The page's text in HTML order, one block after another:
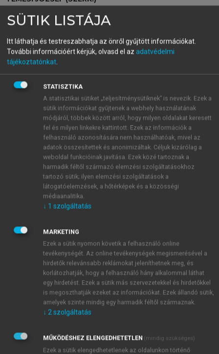
Közgazdasági Nobel-díjasok
2005-2024
menu_book OLVASÁS
Életrajz
Elinor Ostrom életútja és munkássága sok
szempontból érdekes és egyben példaértékű
kifejezetten a női kutatók és akadémiai pályát
választók számára. 1933. augusztus 7-én született
Los Angelesben, szegény családban. Szülei a
középiskola elvégzéséig tudták támogatni, és arra
számítottak, hogy utána dolgozni fog. Hogy végül
csak saját magának és korai elhatározásának,
kitartásának köszönhette. A nagy világgazdasági
válság utáni időszakban nőtt fel, korán elsajátította a
szerény, de gyakorlatias életszemléletet. Beverly
Hills déli övezetében, kertes családi házban éltek. A
nagy hátsó kertben megtanulta, hogyan kell
zöldséget és gyümölcsöt termeszteni. Egyetlen
szórakozása az úszás volt, amit versenyszerűen
megtakarított pénzből továbbtanulhasson.
SÜTIK LISTÁJA
Itt láthatja és testreszabhatja az önről gyűjtött információkat.
További információért kérjük, olvasd el az adatvédelmi
tájékoztatónkat
STATISZTIKA
A statisztikai sütiket „teljesítménysütiknek” is nevezik. Ezek a
sütik információkat gyűjtenek a webhely használatának
módjáról, többek között arról, hogy milyen oldalakat keresett
fel és milyen linkekre kattintott. Ezek az információk a
felhasználó azonosítására nem használhatóak, mivel az
adatok összesítettek és anonimizáltak. Céljuk kizárólag a
weboldal funkcióinak javítása. Ezek közé tartoznak a
harmadik féltől származó elemzési szolgáltatásokhoz
tartozó sütik; ilyen elemzési szolgáltatások a
látogatóelemzések, a hőtérképek és a közösségi
médiaanalitika.
↓ 1 szolgáltatás
MARKETING
Ezek a sütik nyomon követik a felhasználó online
tevékenységét. Az online tevékenységek megismerésével a
hirdetők relevánsabb reklámokat jeleníthetnek meg, és
korlátozhatják, hogy a felhasználó hány alkalommal láthat
egy hirdetést. Ezek a sütik más szervezetekkel és hirdetőkkel
is megoszthatják ezeket az információkat. Ezek állandó sütik,
amelyek szinte mindig egy harmadik féltől származnak.
↓ 2 szolgáltatás
MŰKÖDÉSHEZ ELENGEDHETETLEN (mindig szükséges)
Ezek a sütik elengedhetetlenek az oldalunkon történő